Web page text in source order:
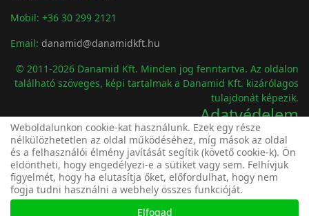
Mobil: +36 30 299 2121
Email: danamid@danamidkft.hu
© 2011-2026 Danamid Kft. Minden jog fenntartva. Az oldalon
található szöveges, képi tartalmak a Danamid Kft. kizárólagos
tulajdonát képezik.
Adatvédelem
">
Kérelem
Adatvédelmi tájékoztató
Statisztika
Látogatók
Weboldalunkon cookie-kat használunk. Ezek egy része
nélkülözhetetlen az oldal működéséhez, míg mások az oldal
és a felhasználói élmény javítását segítik (követő cookie-k). Ön
eldöntheti, hogy engedélyezi-e a sütiket vagy sem. Felhívjuk
figyelmét, hogy ha elutasítja őket, előfordulhat, hogy nem
fogja tudni használni a webhely összes funkcióját.
Elfogad